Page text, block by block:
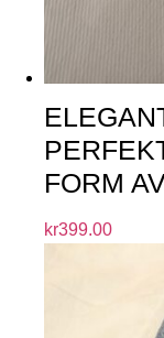
FORM
kr399.00